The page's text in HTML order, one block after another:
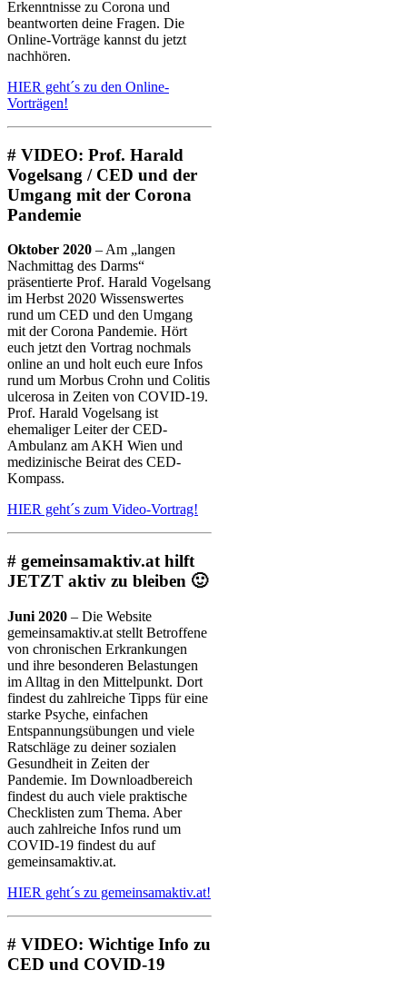
Erkenntnisse zu Corona und
beantworten deine Fragen. Die
Online-Vorträge kannst du jetzt
nachhören.
HIER geht´s zu den Online-
Vorträgen!
# VIDEO: Prof. Harald
Vogelsang / CED und der
Umgang mit der Corona
Pandemie
Oktober 2020 – Am „langen
Nachmittag des Darms“
präsentierte Prof. Harald Vogelsang
im Herbst 2020 Wissenswertes
rund um CED und den Umgang
mit der Corona Pandemie. Hört
euch jetzt den Vortrag nochmals
online an und holt euch eure Infos
rund um Morbus Crohn und Colitis
ulcerosa in Zeiten von COVID-19.
Prof. Harald Vogelsang ist
ehemaliger Leiter der CED-
Ambulanz am AKH Wien und
medizinische Beirat des CED-
Kompass.
HIER geht´s zum Video-Vortrag!
# gemeinsamaktiv.at hilft
JETZT aktiv zu bleiben 🙂
Juni 2020 – Die Website
gemeinsamaktiv.at stellt Betroffene
von chronischen Erkrankungen
und ihre besonderen Belastungen
im Alltag in den Mittelpunkt. Dort
findest du zahlreiche Tipps für eine
starke Psyche, einfachen
Entspannungsübungen und viele
Ratschläge zu deiner sozialen
Gesundheit in Zeiten der
Pandemie. Im Downloadbereich
findest du auch viele praktische
Checklisten zum Thema. Aber
auch zahlreiche Infos rund um
COVID-19 findest du auf
gemeinsamaktiv.at.
HIER geht´s zu gemeinsamaktiv.at!
# VIDEO: Wichtige Info zu
CED und COVID-19